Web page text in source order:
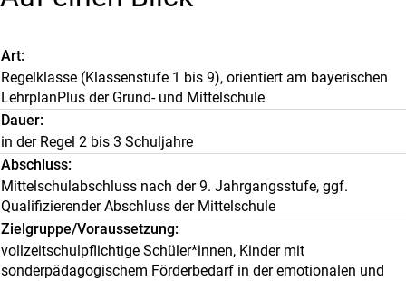
Art
Regelklasse (Klassenstufe 1 bis 9), orientiert am bayerischen
LehrplanPlus der Grund- und Mittelschule
Dauer
in der Regel 2 bis 3 Schuljahre
Abschluss
Mittelschulabschluss nach der 9. Jahrgangsstufe, ggf.
Qualifizierender Abschluss der Mittelschule
Zielgruppe/Voraussetzung
vollzeitschulpflichtige Schüler*innen, Kinder mit
sonderpädagogischem Förderbedarf in der emotionalen und